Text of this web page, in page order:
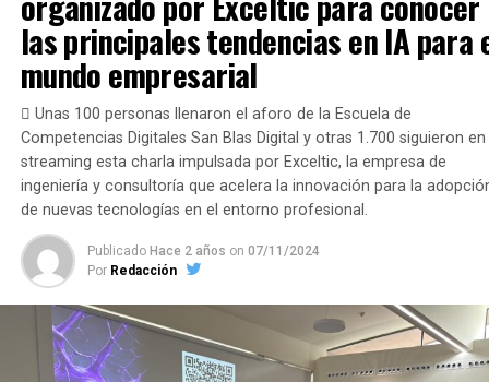
Pacífico en la ciudad de Barranquilla (4 al 6 de
el Congreso de Startups Iberoamericano de Medellín (20 al
22 de Octubre), el Congreso Euroafricano de Startups de
Melilla (Noviembre) y el Congreso Internacional de
Euroiberoamericano de Sevilla (10 al 12 de diciembre) se
configuran como eventos de impacto global quereunirán
más de 5.000 participantes de 40 países y una
de inversión sumatoria global de inversores,
instituciones y entidades participantes de 200 millones
euros por congreso.
No te pierdas... |
Así es Tigoût, el Nespresso de la
repostería que vas a querer comprar para comer
pasteles sin límites
las principales tendencias en IA para
mundo empresarial
 Unas 100 personas llenaron el aforo de la Escuela de
Competencias Digitales San Blas Digital y otras 1.700 siguieron en
streaming esta charla impulsada por Exceltic, la empresa de
ingeniería y consultoría que acelera la innovación para la
de nuevas tecnologías en el entorno profesional.
Publicado Hace 2 años on 07/11/2024
Por Redacción